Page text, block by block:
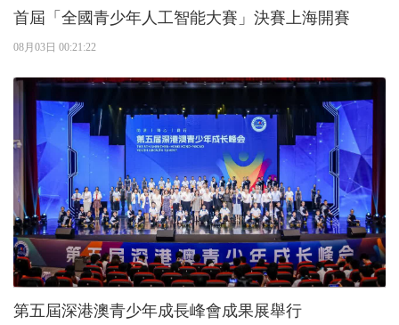
首屆「全國青少年人工智能大賽」決賽上海開賽
08月03日 00:21:22
第五屆深港澳青少年成長峰會成果展舉行